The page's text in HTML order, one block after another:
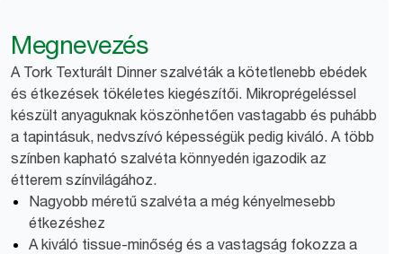
Megnevezés
A Tork Texturált Dinner szalvéták a kötetlenebb ebédek
és étkezések tökéletes kiegészítői. Mikroprégeléssel
készült anyaguknak köszönhetően vastagabb és puhább
a tapintásuk, nedvszívó képességük pedig kiváló. A több
színben kapható szalvéta könnyedén igazodik az
étterem színvilágához.
Nagyobb méretű szalvéta a még kényelmesebb
étkezéshez
A kiváló tissue-minőség és a vastagság fokozza a